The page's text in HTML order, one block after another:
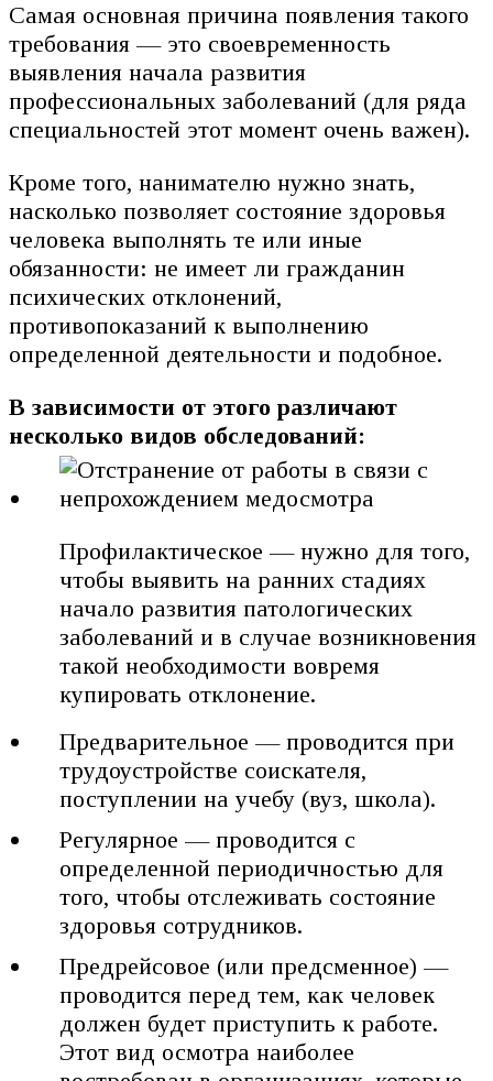
Самая основная причина появления такого
требования — это своевременность
выявления начала развития
профессиональных заболеваний (для ряда
специальностей этот момент очень важен).
Кроме того, нанимателю нужно знать,
насколько позволяет состояние здоровья
человека выполнять те или иные
обязанности: не имеет ли гражданин
психических отклонений,
противопоказаний к выполнению
определенной деятельности и подобное.
В зависимости от этого различают
несколько видов обследований:
Профилактическое — нужно для того,
чтобы выявить на ранних стадиях
начало развития патологических
заболеваний и в случае возникновения
такой необходимости вовремя
купировать отклонение.
Предварительное — проводится при
трудоустройстве соискателя,
поступлении на учебу (вуз, школа).
Регулярное — проводится с
определенной периодичностью для
того, чтобы отслеживать состояние
здоровья сотрудников.
Предрейсовое (или предсменное) —
проводится перед тем, как человек
должен будет приступить к работе.
Этот вид осмотра наиболее